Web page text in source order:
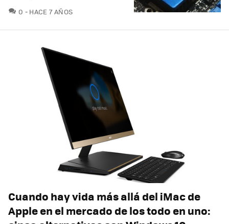
0 COMENTARIOS
HACE 7 AÑOS
Cuando hay vida más allá del iMac de
Apple en el mercado de los todo en uno: